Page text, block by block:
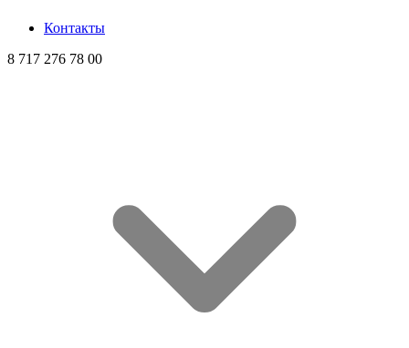
Контакты
8 717 276 78 00